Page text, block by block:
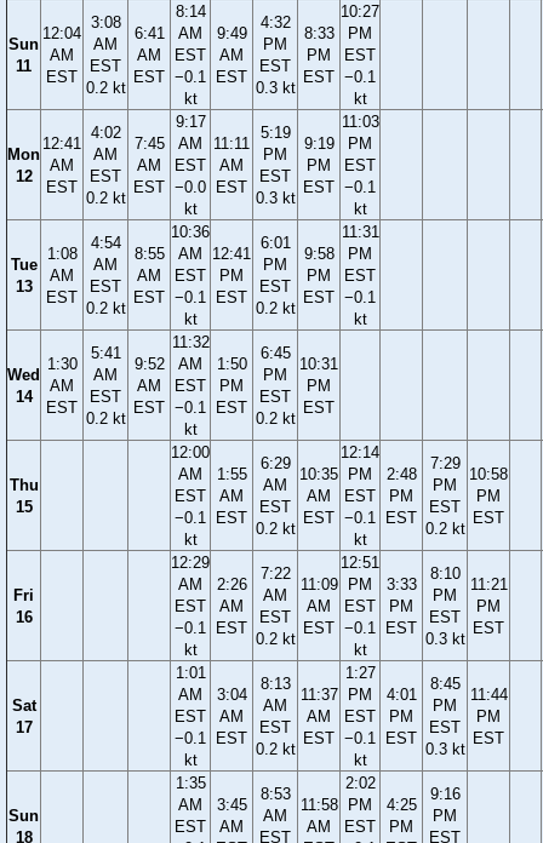
Sun
11
12:04
AM
EST
3:08
AM
EST
0.2 kt
6:41
AM
EST
8:14
AM
EST
−0.1
kt
9:49
AM
EST
4:32
PM
EST
0.3 kt
8:33
PM
EST
10:27
PM
EST
−0.1
kt
Mon
12
12:41
AM
EST
4:02
AM
EST
0.2 kt
7:45
AM
EST
9:17
AM
EST
−0.0
kt
11:11
AM
EST
5:19
PM
EST
0.3 kt
9:19
PM
EST
11:03
PM
EST
−0.1
kt
Tue
13
1:08
AM
EST
4:54
AM
EST
0.2 kt
8:55
AM
EST
10:36
AM
EST
−0.1
kt
12:41
PM
EST
6:01
PM
EST
0.2 kt
9:58
PM
EST
11:31
PM
EST
−0.1
kt
Wed
14
1:30
AM
EST
5:41
AM
EST
0.2 kt
9:52
AM
EST
11:32
AM
EST
−0.1
kt
1:50
PM
EST
6:45
PM
EST
0.2 kt
10:31
PM
EST
Thu
15
12:00
AM
EST
−0.1
kt
1:55
AM
EST
6:29
AM
EST
0.2 kt
10:35
AM
EST
12:14
PM
EST
−0.1
kt
2:48
PM
EST
7:29
PM
EST
0.2 kt
10:58
PM
EST
Fri
16
12:29
AM
EST
−0.1
kt
2:26
AM
EST
7:22
AM
EST
0.2 kt
11:09
AM
EST
12:51
PM
EST
−0.1
kt
3:33
PM
EST
8:10
PM
EST
0.3 kt
11:21
PM
EST
Sat
17
1:01
AM
EST
−0.1
kt
3:04
AM
EST
8:13
AM
EST
0.2 kt
11:37
AM
EST
1:27
PM
EST
−0.1
kt
4:01
PM
EST
8:45
PM
EST
0.3 kt
11:44
PM
EST
Sun
18
1:35
AM
EST
3:45
AM
8:53
AM
EST
11:58
AM
2:02
PM
EST
4:25
PM
9:16
PM
EST